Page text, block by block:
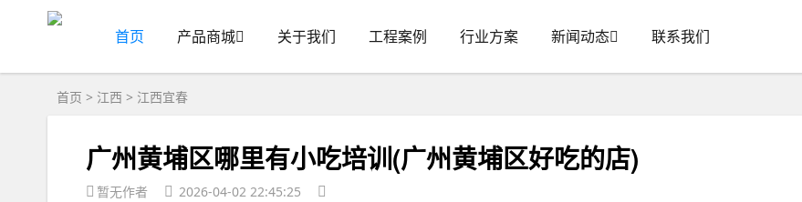
首页 产品商城 关于我们 工程案例 行业方案 新闻动态 联系我们
首页 > 江西 > 江西宜春
广州黄埔区哪里有小吃培训(广州黄埔区好吃的店)
暂无作者 2026-04-02 22:45:25